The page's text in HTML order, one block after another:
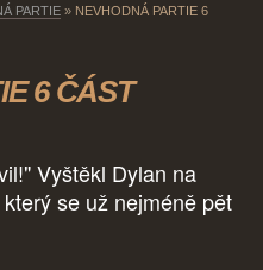
PARTIE » NEVHODNÁ PARTIE 6
6 ČÁST
Vyštěkl Dylan na
se už nejméně pět